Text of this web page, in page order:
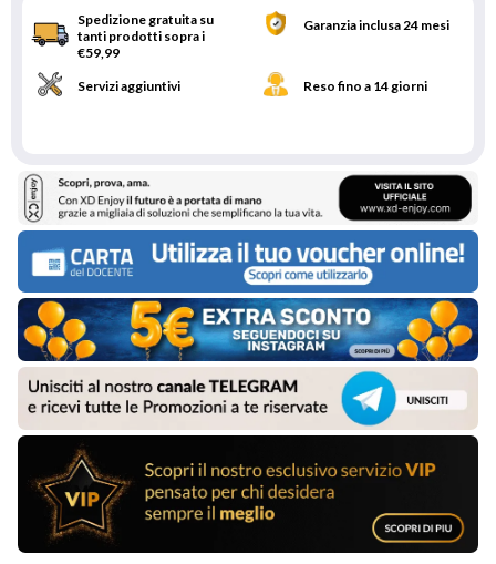
Spedizione gratuita su
tanti prodotti sopra i
€59,99
Garanzia inclusa 24 mesi
Servizi aggiuntivi Reso fino a 14 giorni